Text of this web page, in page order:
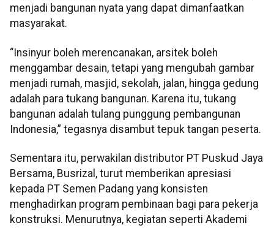
menjadi bangunan nyata yang dapat dimanfaatkan
masyarakat.
“Insinyur boleh merencanakan, arsitek boleh
menggambar desain, tetapi yang mengubah gambar
menjadi rumah, masjid, sekolah, jalan, hingga gedung
adalah para tukang bangunan. Karena itu, tukang
bangunan adalah tulang punggung pembangunan
Indonesia,” tegasnya disambut tepuk tangan peserta.
Sementara itu, perwakilan distributor PT Puskud Jaya
Bersama, Busrizal, turut memberikan apresiasi
kepada PT Semen Padang yang konsisten
menghadirkan program pembinaan bagi para pekerja
konstruksi. Menurutnya, kegiatan seperti Akademi